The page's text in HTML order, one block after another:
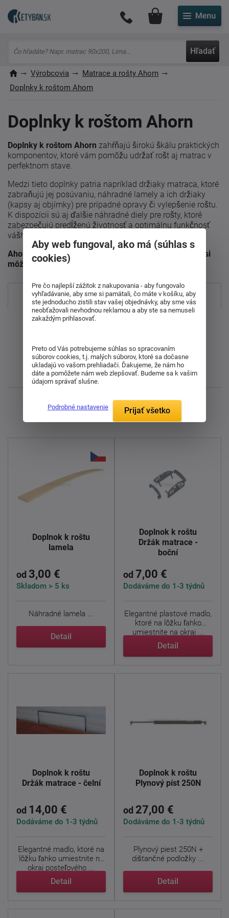
Hľadať
Môj účet
Výrobcovia
Matrace a rošty Ahorn
Doplnky k roštom Ahorn
Doplnky k roštom Ahorn
Doplnky k roštom Ahorn zahŕňajú širokú škálu praktických
komponentov, ktoré vám pomôžu udržať rošt aj matrac v
perfektnom stave.
Medzi tieto doplnky patria napríklad držiaky matraca, ktoré
zabraňujú jej posúvaniu, náhradné lamely a ich držiaky
(kapsy aj objímky) pre prípadné opravy či vylepšenie roštu.
K dispozícii sú aj ďalšie náhradné diely pre rošty, ktoré
zabezpečujú predĺženú životnosť a optimálnu funkčnosť
vášho lôžka.
Ahorn ponúka kvalitné príslušenstvo, vďaka ktorému si
môžete prispôsobiť rošt podľa svojich potrieb.
Najpredávanejšie
Od najdrahšieho
Od najlacnejšieho
Najnovšie
Zobrazujem 1 - 10 z 10
Doplnok k roštu
lamela
od 3,00 €
Skladom > 5 ks
Náhradné lamela ...
Detail
Doplnok k roštu
Držák matrace -
boční
od 7,00 €
Dodáváme do 1-3 týdnů
Elegantné plastové madlo,
ktoré na lôžku ľahko
umiestnite na okraj ...
Detail
Doplnok k roštu
Držák matrace - čelní
od 14,00 €
Dodáváme do 1-3 týdnů
Elegantné madlo, ktoré na
lôžku ľahko umiestnite na
okraj posteľového ...
Detail
Doplnok k roštu
Plynový píst 250N
od 27,00 €
Dodáváme do 1-3 týdnů
Plynový piest 250N +
dištančné podložky ...
Detail
Aby web fungoval, ako má (súhlas s
cookies)
Pre čo najlepší zážitok z nakupovania - aby fungovalo
vyhľadávanie, aby sme si pamätali, čo máte v košíku, aby
ste jednoducho zistili stav vašej objednávky, aby sme vás
neobťažovali nevhodnou reklamou a aby ste sa nemuseli
zakaždým prihlasovať.
Preto od Vás potrebujeme súhlas so spracovaním
súborov cookies, t.j. malých súborov, ktoré sa dočasne
ukladajú vo vašom prehliadači. Ďakujeme, že nám ho
dáte a pomôžete nám web zlepšovať. Budeme sa k vašim
údajom správať slušne.
Podrobné nastavenie Prijať všetko